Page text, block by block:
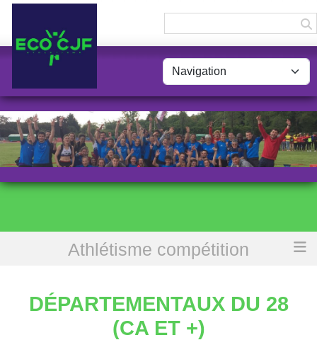
Athlétisme compétition
Départementaux du 28 (CA et +)
DÉPARTEMENTAUX DU 28
(CA ET +)